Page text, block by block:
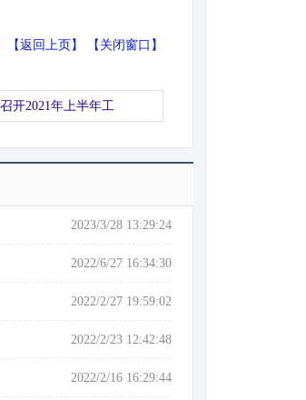
【返回上页 】 【 关闭窗口 】
开2021年上半年工
2023/3/28 13:29:24
2022/6/27 16:34:30
2022/2/27 19:59:02
2022/2/23 12:42:48
2022/2/16 16:29:44